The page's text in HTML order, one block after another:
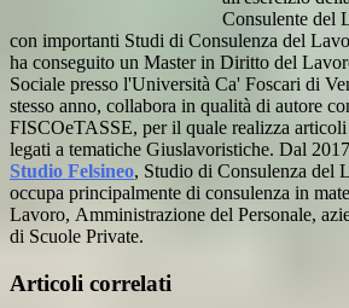
Consulente del
con importanti Studi di Consulenza del
ha conseguito un Master in Diritto del
Sociale presso l'Università Ca' Foscari di
stesso anno, collabora in qualità di autore
FISCOeTASSE, per il quale realizza
legati a tematiche Giuslavoristiche. Dal
Studio Felsineo, Studio di Consulenza
occupa principalmente di consulenza in
Lavoro, Amministrazione del Personale,
di Scuole Private.
Articoli correlati